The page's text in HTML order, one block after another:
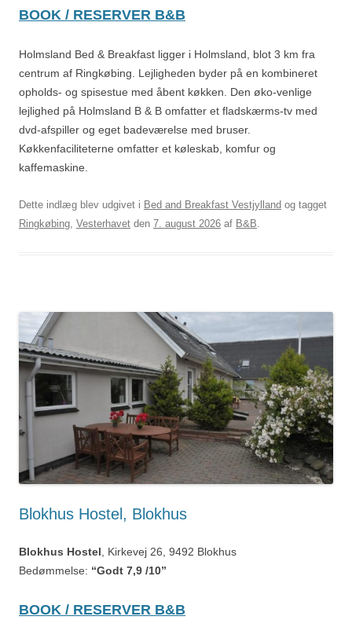
BOOK / RESERVER B&B
Holmsland Bed & Breakfast ligger i Holmsland, blot 3 km fra
centrum af Ringkøbing. Lejligheden byder på en kombineret
opholds- og spisestue med åbent køkken. Den øko-venlige
lejlighed på Holmsland B & B omfatter et fladskærms-tv med
dvd-afspiller og eget badeværelse med bruser.
Køkkenfaciliteterne omfatter et køleskab, komfur og
kaffemaskine.
Dette indlæg blev udgivet i Bed and Breakfast Vestjylland og tagget
Ringkøbing Vesterhavet den 7. august 2026 af B&B
Blokhus Hostel, Blokhus
Blokhus Hostel , Kirkevej 26, 9492 Blokhus
Bedømmelse: “Godt 7,9 /10”
BOOK / RESERVER B&B